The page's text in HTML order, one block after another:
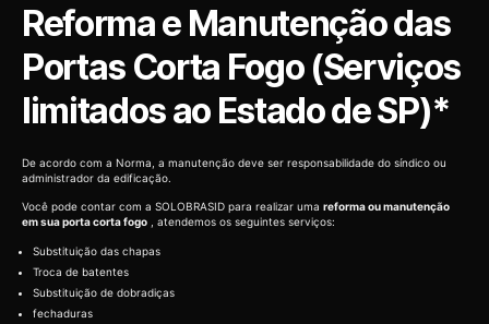
Reforma e Manutenção das
Portas Corta Fogo (Serviços
limitados ao Estado de SP)*
De acordo com a Norma, a manutenção deve ser responsabilidade do síndico ou
administrador da edificação.
Você pode contar com a SOLOBRASID para realizar uma reforma ou manutenção
em sua porta corta fogo , atendemos os seguintes serviços:
Substituição das chapas
Troca de batentes
Substituição de dobradiças
fechaduras